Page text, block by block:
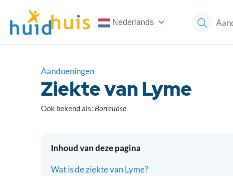
Nederlands
Inhoud van deze pagina
Wat is de ziekte van Lyme?
Aandoeningen
Ziekte van Lyme
Ook bekend als: Borreliose